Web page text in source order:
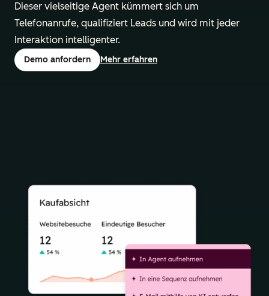
Dieser vielseitige Agent kümmert sich um
Telefonanrufe, qualifiziert Leads und wird mit jeder
Interaktion intelligenter.
Demo anfordern Mehr erfahren